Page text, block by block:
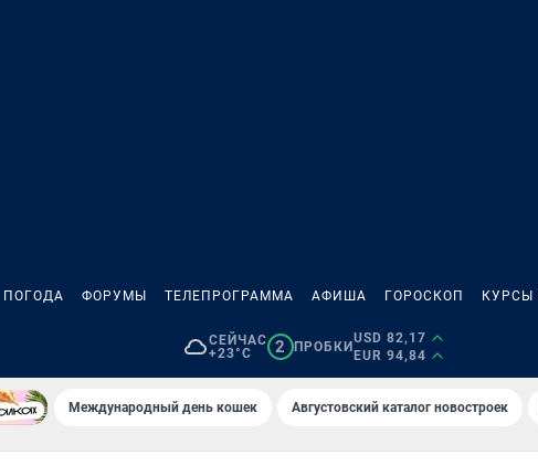
ПОГОДА ФОРУМЫ ТЕЛЕПРОГРАММА АФИША ГОРОСКОП КУРСЫ
СЕЙЧАС
+23°C
2 ПРОБКИ
USD 82,17
EUR 94,84
Международный день кошек Августовский каталог новостроек